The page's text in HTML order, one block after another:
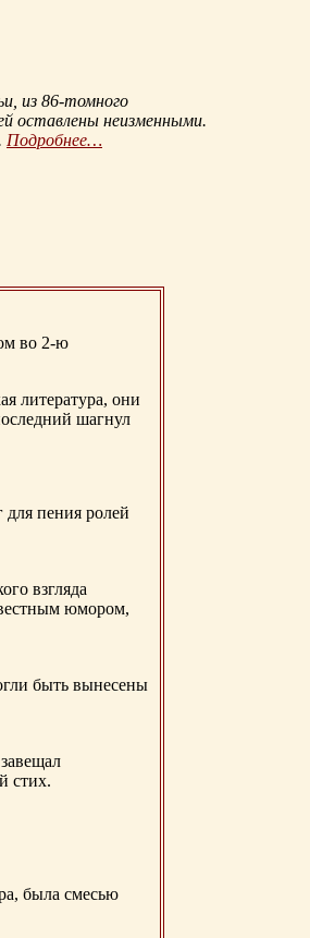
из 86-томного
оставлены неизменными.
Подробнее…
во 2-ю
литература, они
шагнул
пения ролей
взгляда
юмором,
быть вынесены
стих.
была смесью